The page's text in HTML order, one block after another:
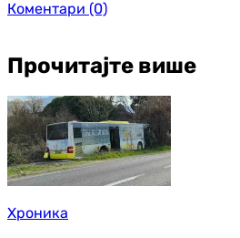
Коментари (0)
Прочитајте више
Хроника